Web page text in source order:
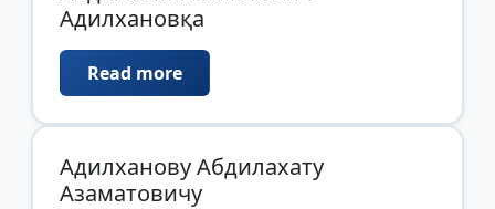
Адилхановқа
Read more
Адилханову Абдилахату
Азаматовичу